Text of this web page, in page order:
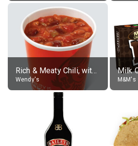
Rich & Meaty Chili, without toppings, large
Wendy's
Milk
M&M's